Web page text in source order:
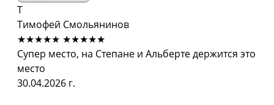
Т
Тимофей Смольянинов
★★★★★ ★★★★★
Супер место, на Степане и Альберте держится это
место
30.04.2026 г.